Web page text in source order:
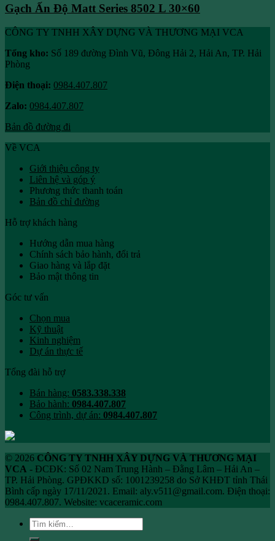
Gạch Ấn Độ Matt Series 8502 L 30×60
CÔNG TY TNHH XÂY DỰNG VÀ THƯƠNG MẠI VCA
Tổng kho: Số 189 đường Đình Vũ, Đông Hải 2, Hải An, TP. Hải
Phòng
Điện thoại: 0984.407.807
Zalo: 0984.407.807
Bản đồ đường đi
Về VCA
Giới thiệu công ty
Liên hệ và góp ý
Phương thức thanh toán
Bản đồ chỉ đường
Hỗ trợ khách hàng
Hướng dẫn mua hàng
Chính sách bảo hành, đổi trả
Giao hàng và lắp đặt
Bảo mật thông tin
Góc tư vấn
Chọn mua
Kỹ thuật
Kinh nghiệm
Dự án thực tế
Tổng đài hỗ trợ
Bán hàng: 0583.338.338
Bảo hành: 0984.407.807
Công trình, dự án: 0984.407.807
© 2026 CÔNG TY TNHH XÂY DỰNG VÀ THƯƠNG MẠI
VCA - ĐCĐK: Số 02 Nam Trung Hành – Đằng Lâm – Hải An –
TP. Hải Phòng. GPĐKKD số: 1001239258 do Sở KHĐT tỉnh Thái
Bình cấp ngày 17/11/2021. Email: aly.v511@gmail.com. Điện thoại:
0984.407.807. Website: vcaceramic.com
Tìm
kiếm: